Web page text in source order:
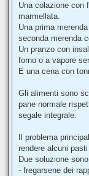
Una colazione con
marmellata.
Una prima
seconda merenda
Un pranzo con
forno o a vapore
E una cena con
Gli alimenti sono
pane normale
segale integrale.
Il problema
rendere alcuni
Due soluzione
- fregarsene dei